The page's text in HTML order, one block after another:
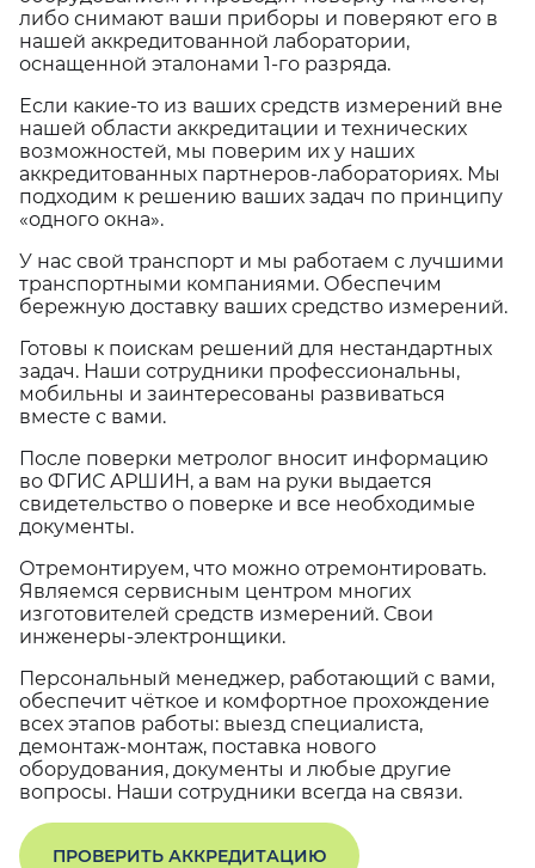
либо снимают ваши приборы и поверяют его в
нашей аккредитованной лаборатории,
оснащенной эталонами 1-го разряда.
Если какие-то из ваших средств измерений вне
нашей области аккредитации и технических
возможностей, мы поверим их у наших
аккредитованных партнеров-лабораториях. Мы
подходим к решению ваших задач по принципу
«одного окна».
У нас свой транспорт и мы работаем с лучшими
транспортными компаниями. Обеспечим
бережную доставку ваших средство измерений.
Готовы к поискам решений для нестандартных
задач. Наши сотрудники профессиональны,
мобильны и заинтересованы развиваться
вместе с вами.
После поверки метролог вносит информацию
во ФГИС АРШИН, а вам на руки выдается
свидетельство о поверке и все необходимые
документы.
Отремонтируем, что можно отремонтировать.
Являемся сервисным центром многих
изготовителей средств измерений. Свои
инженеры-электронщики.
Персональный менеджер, работающий с вами,
обеспечит чёткое и комфортное прохождение
всех этапов работы: выезд специалиста,
демонтаж-монтаж, поставка нового
оборудования, документы и любые другие
вопросы. Наши сотрудники всегда на связи.
ПРОВЕРИТЬ АККРЕДИТАЦИЮ